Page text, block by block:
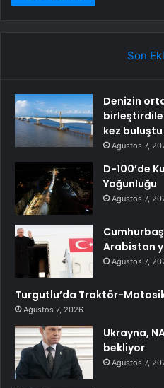
Son
Denizin
kez buluştu
Ağustos 7,
D-100’de
Yoğunluğu
Ağustos 7,
Arabistan
Ağustos 7,
Turgutlu’da Traktör-
Ağustos 7, 2026
Ukrayna,
bekliyor
Ağustos 7,